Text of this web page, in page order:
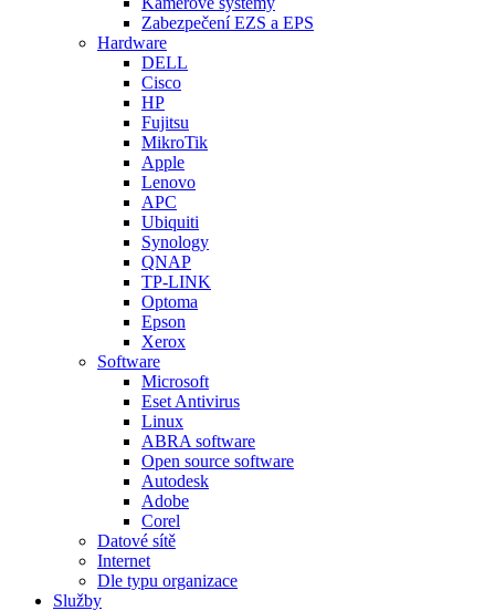
Zabezpečení EZS a EPS
Hardware
DELL
Cisco
HP
Fujitsu
MikroTik
Apple
Lenovo
APC
Ubiquiti
Synology
QNAP
TP-LINK
Optoma
Epson
Xerox
Software
Microsoft
Eset Antivirus
Linux
ABRA software
Open source software
Autodesk
Adobe
Corel
Datové sítě
Internet
Dle typu organizace
Služby